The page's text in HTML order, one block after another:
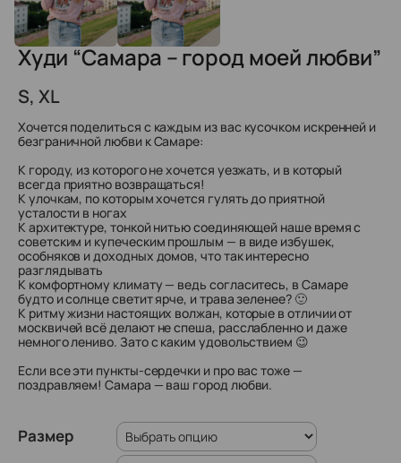
Худи “Самара – город моей любви”
S, XL
Хочется поделиться с каждым из вас кусочком искренней и
безграничной любви к Самаре:
К городу, из которого не хочется уезжать, и в который
всегда приятно возвращаться!
К улочкам, по которым хочется гулять до приятной
усталости в ногах
К архитектуре, тонкой нитью соединяющей наше время с
советским и купеческим прошлым — в виде избушек,
особняков и доходных домов, что так интересно
разглядывать
К комфортному климату — ведь согласитесь, в Самаре
будто и солнце светит ярче, и трава зеленее? 🙂
К ритму жизни настоящих волжан, которые в отличии от
москвичей всё делают не спеша, расслабленно и даже
немного лениво. Зато с каким удовольствием 😉
Если все эти пункты-сердечки и про вас тоже —
поздравляем! Самара — ваш город любви.
Размер